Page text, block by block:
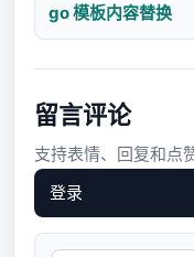
go 模板内容替换
留言评论
支持表情、回复和点
登录